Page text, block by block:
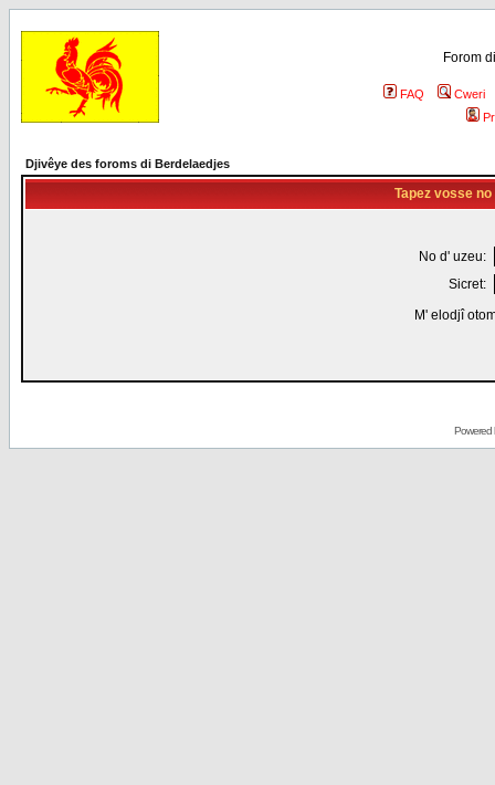
Forom
FAQ
Cweri
Djivêye des foroms di Berdelaedjes
Tapez vosse
No d' uzeu:
Sicret:
M' elodjî
Powered